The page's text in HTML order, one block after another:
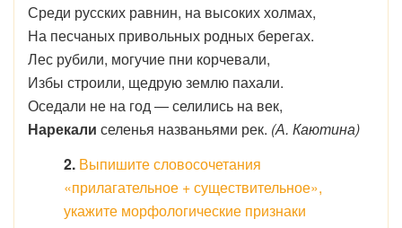
Среди русских равнин, на высоких холмах,
На песчаных привольных родных берегах.
Лес рубили, могучие пни корчевали,
Избы строили, щедрую землю пахали.
Оседали не на год — селились на век,
Нарекали селенья названьями рек. (А. Каютина)
2. Выпишите словосочетания
«прилагательное + существительное»,
укажите морфологические признаки